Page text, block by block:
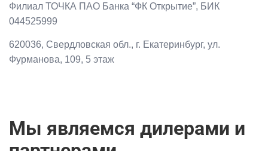
Филиал ТОЧКА ПАО Банка “ФК Открытие”, БИК
044525999
620036, Свердловская обл., г. Екатеринбург, ул.
Фурманова, 109, 5 этаж
Мы являемся дилерами и